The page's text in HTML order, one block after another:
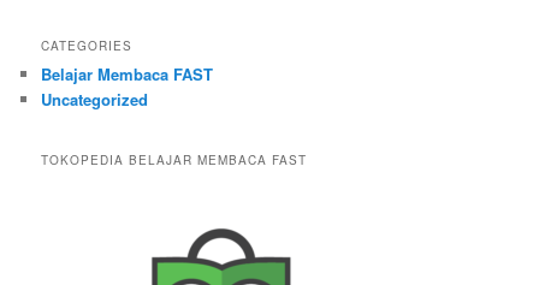
CATEGORIES
Belajar Membaca FAST
Uncategorized
TOKOPEDIA BELAJAR MEMBACA FAST